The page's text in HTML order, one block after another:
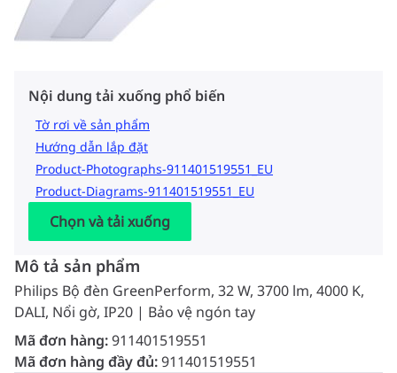
Nội dung tải xuống phổ biến
Tờ rơi về sản phẩm
Hướng dẫn lắp đặt
Product-Photographs-911401519551_EU
Product-Diagrams-911401519551_EU
Chọn và tải xuống
Mô tả sản phẩm
Philips Bộ đèn GreenPerform, 32 W, 3700 lm, 4000 K,
DALI, Nổi gờ, IP20 | Bảo vệ ngón tay
Mã đơn hàng:911401519551
Mã đơn hàng đầy đủ:911401519551